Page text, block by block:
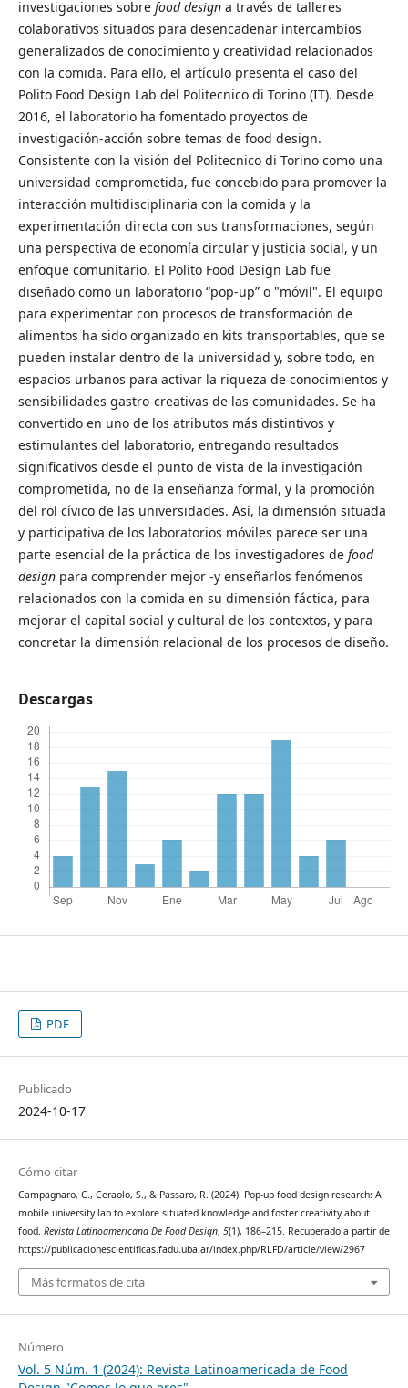
investigaciones sobre food design a través de talleres
colaborativos situados para desencadenar intercambios
generalizados de conocimiento y creatividad relacionados
con la comida. Para ello, el artículo presenta el caso del
Polito Food Design Lab del Politecnico di Torino (IT). Desde
2016, el laboratorio ha fomentado proyectos de
investigación-acción sobre temas de food design.
Consistente con la visión del Politecnico di Torino como una
universidad comprometida, fue concebido para promover la
interacción multidisciplinaria con la comida y la
experimentación directa con sus transformaciones, según
una perspectiva de economía circular y justicia social, y un
enfoque comunitario. El Polito Food Design Lab fue
diseñado como un laboratorio “pop-up” o "móvil". El equipo
para experimentar con procesos de transformación de
alimentos ha sido organizado en kits transportables, que se
pueden instalar dentro de la universidad y, sobre todo, en
espacios urbanos para activar la riqueza de conocimientos y
sensibilidades gastro-creativas de las comunidades. Se ha
convertido en uno de los atributos más distintivos y
estimulantes del laboratorio, entregando resultados
significativos desde el punto de vista de la investigación
comprometida, no de la enseñanza formal, y la promoción
del rol cívico de las universidades. Así, la dimensión situada
y participativa de los laboratorios móviles parece ser una
parte esencial de la práctica de los investigadores de food
design para comprender mejor -y enseñarlos fenómenos
relacionados con la comida en su dimensión fáctica, para
mejorar el capital social y cultural de los contextos, y para
concretar la dimensión relacional de los procesos de diseño.
Descargas
PDF
Publicado
2024-10-17
Cómo citar
Campagnaro, C., Ceraolo, S., & Passaro, R. (2024). Pop-up food design research: A
mobile university lab to explore situated knowledge and foster creativity about
food. Revista Latinoamericana De Food Design, 5(1), 186–215. Recuperado a partir de
https://publicacionescientificas.fadu.uba.ar/index.php/RLFD/article/view/2967
Más formatos de cita
Número
Vol. 5 Núm. 1 (2024): Revista Latinoamericada de Food